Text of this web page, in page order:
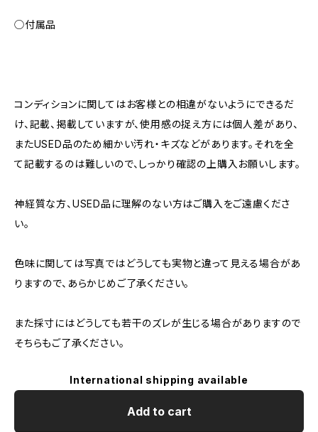
◯付属品
コンディションに関してはお客様との相違がないようにできるだ
け、記載、掲載していますが、使用感の捉え方には個人差があり、
またUSED品のため細かい汚れ・キズなどがあります。それを全
て記載するのは難しいので、しっかり確認の上購入お願いします。
神経質な方、USED品に理解のない方はご購入をご遠慮くださ
い。
色味に関しては写真ではどうしても実物と違って見える場合があ
りますので、あらかじめご了承ください。
また採寸にはどうしても若干のズレが生じる場合がありますので
そちらもご了承ください。
International shipping available
Add to cart